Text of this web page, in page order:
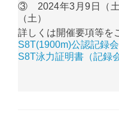
③ 2024年3月9日（土
（土）
詳しくは開催要項等を
S8T(1900m)公認記録
S8T泳力証明書（記録